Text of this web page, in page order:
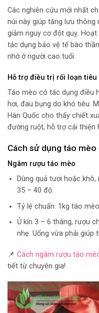
Các nghiên cứu mới nhất
núi này giúp tăng lưu
giảm nguy cơ đột quỵ.
tác dụng bảo vệ tế bào
nhớ ở người cao tuổi.
Hỗ trợ điều trị rối loạn
Táo mèo có tác dụng điều
hơi, đau bụng do khó tiêu.
Hàn Quốc cho thấy chiết
đường ruột, hỗ trợ cải thiện
Cách sử dụng táo
Ngâm rượu táo mèo
Dùng quả tươi hoặc
35 – 40 độ.
Tỷ lệ chuẩn: 1kg táo
Ủ kín 3 – 6 tháng, rượu
nhẹ. Uống vừa phải giúp
📌 Cách ngâm rượu táo
tiết từ chuyên gia!